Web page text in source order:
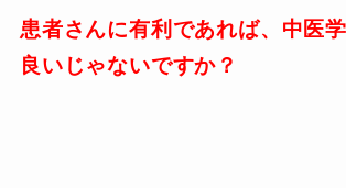
患者さんに有利であれば、中医
良いじゃないですか？